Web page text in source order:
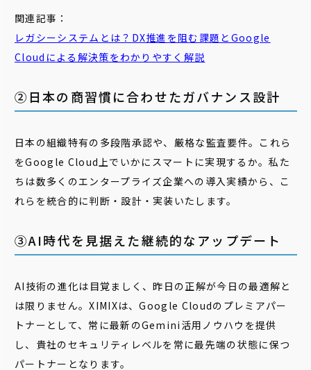
関連記事：
レガシーシステムとは？DX推進を阻む課題とGoogle
Cloudによる解決策をわかりやすく解説
②日本の商習慣に合わせたガバナンス設計
日本の組織特有の多段階承認や、厳格な監査要件。これら
をGoogle Cloud上でいかにスマートに実現するか。私た
ちは数多くのエンタープライズ企業への導入実績から、こ
れらを統合的に判断・設計・実装いたします。
③AI時代を見据えた継続的なアップデート
AI技術の進化は目覚ましく、昨日の正解が今日の最適解と
は限りません。XIMIXは、Google Cloudのプレミアパー
トナーとして、常に最新のGemini活用ノウハウを提供
し、貴社のセキュリティレベルを常に最先端の状態に保つ
パートナーとなります。